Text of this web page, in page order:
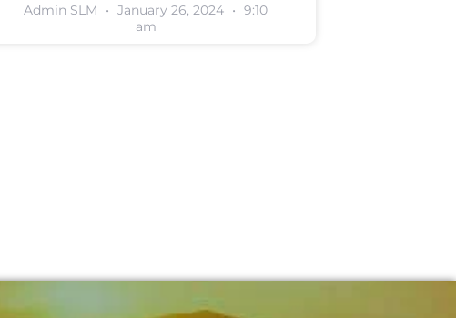
Admin SLM January 26, 2024
9:10
am